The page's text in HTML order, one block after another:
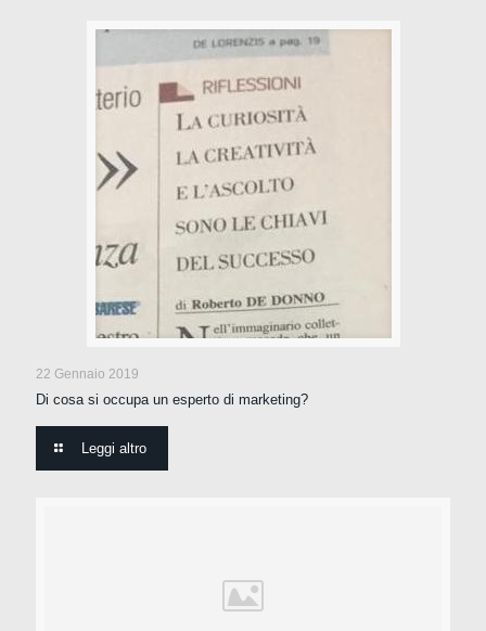
22 Gennaio 2019
Di cosa si occupa un esperto di marketing?
Leggi altro